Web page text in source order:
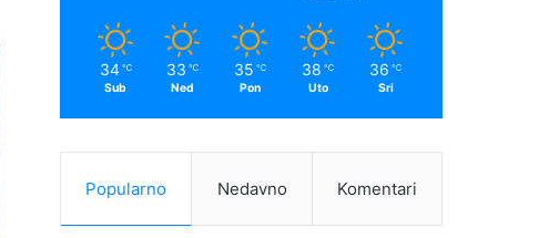
34 ℃
Sub
33 ℃
Ned
35 ℃
Pon
38 ℃
Uto
36 ℃
Sri
Popularno Nedavno Komentari